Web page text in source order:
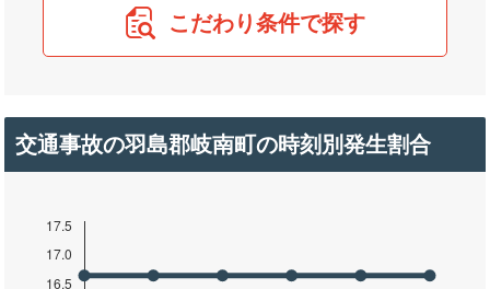
こだわり条件で探す
交通事故の羽島郡岐南町の時刻別発生割合